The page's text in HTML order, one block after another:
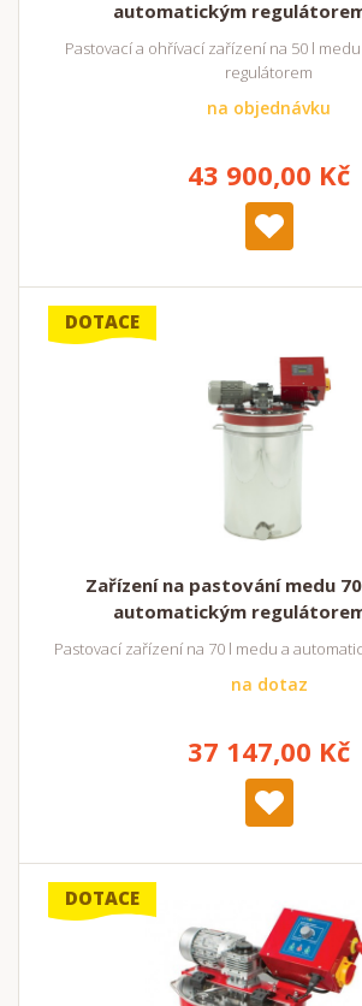
automatickým
Pastovací a ohřívací zařízení na 50 l
regulátorem
na objednávku
43 900,00 Kč
DOTACE
Zařízení na pastování medu
automatickým
Pastovací zařízení na 70 l medu a
na dotaz
37 147,00 Kč
DOTACE